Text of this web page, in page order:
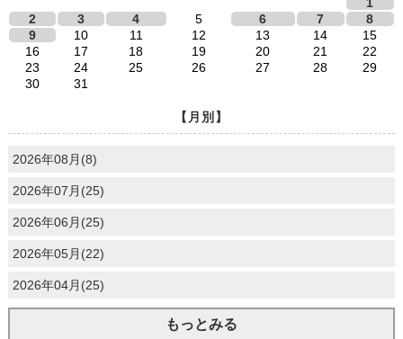
2
3 4 5 6 7
8
9
10 11 12 13 14
15
16
17 18 19 20 21
22
23
24 25 26 27 28
29
30
31
【月別】
2026年08月(8)
2026年07月(25)
2026年06月(25)
2026年05月(22)
2026年04月(25)
もっとみる